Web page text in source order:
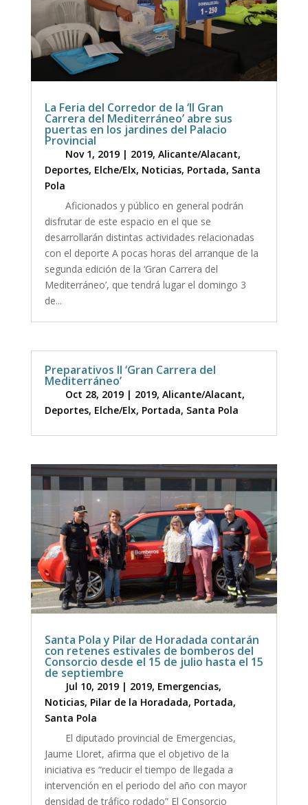
La Feria del Corredor de la ‘II Gran
Carrera del Mediterráneo’ abre sus
puertas en los jardines del Palacio
Provincial
Nov 1, 2019| 2019, Alicante/Alacant,
Deportes, Elche/Elx, Noticias, Portada, Santa
Pola
Aficionados y público en general podrán
disfrutar de este espacio en el que se
desarrollarán distintas actividades relacionadas
con el deporte A pocas horas del arranque de la
segunda edición de la ‘Gran Carrera del
Mediterráneo’, que tendrá lugar el domingo 3
de...
Preparativos II ‘Gran Carrera del
Mediterráneo’
Oct 28, 2019| 2019, Alicante/Alacant,
Deportes, Elche/Elx, Portada, Santa Pola
Santa Pola y Pilar de Horadada contarán
con retenes estivales de bomberos del
Consorcio desde el 15 de julio hasta el 15
de septiembre
Jul 10, 2019| 2019, Emergencias,
Noticias, Pilar de la Horadada, Portada,
Santa Pola
El diputado provincial de Emergencias,
Jaume Lloret, afirma que el objetivo de la
iniciativa es “reducir el tiempo de llegada a
intervención en el periodo del año con mayor
densidad de tráfico rodado” El Consorcio